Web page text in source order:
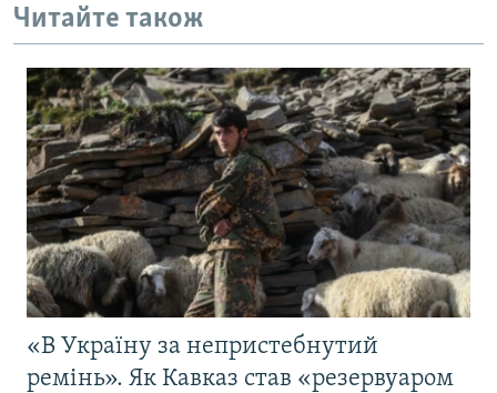
Читайте також
«В Україну за непристебнутий
ремінь». Як Кавказ став «резервуаром